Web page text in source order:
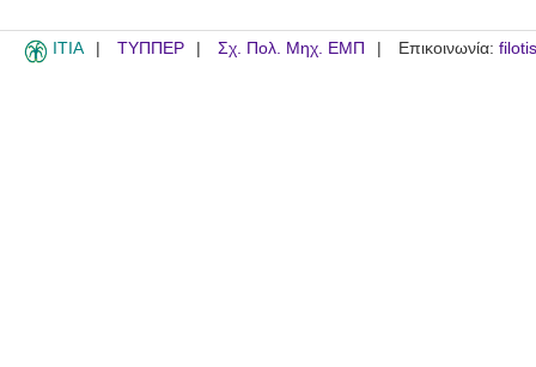
ITIA ΤΥΠΠΕΡ Σχ. Πολ. Μηχ. ΕΜΠ Επικοινωνία: